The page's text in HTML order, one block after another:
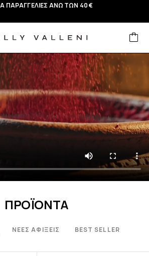
ΠΑΡΑΓΓΕΛΙΕΣ ΑΝΩ ΤΩΝ 40 €
ΠΡΟΪΟΝΤΑ
ΝΕΕΣ ΑΦΙΞΕΙΣ BEST SELLER